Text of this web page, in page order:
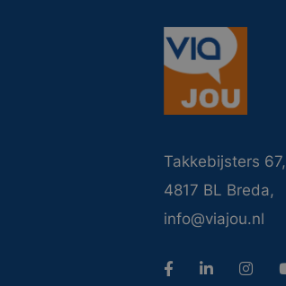
Takkebijsters 67,
4817 BL Breda,
info@viajou.nl